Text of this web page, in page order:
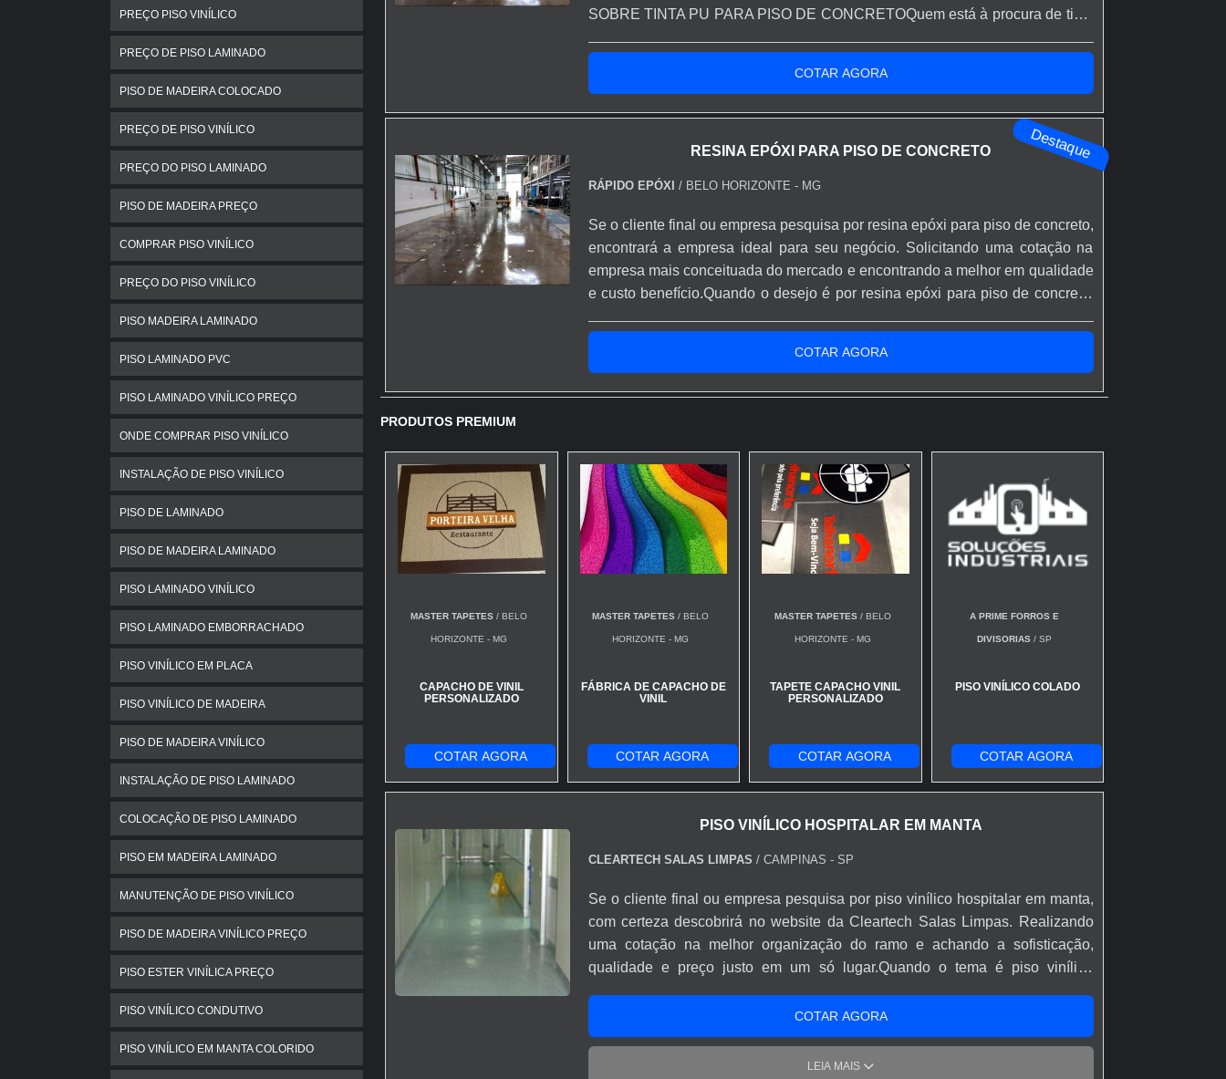
PREÇO PISO VINÍLICO
PREÇO DE PISO LAMINADO
PISO DE MADEIRA COLOCADO
PREÇO DE PISO VINÍLICO
PREÇO DO PISO LAMINADO
PISO DE MADEIRA PREÇO
COMPRAR PISO VINÍLICO
PREÇO DO PISO VINÍLICO
PISO MADEIRA LAMINADO
PISO LAMINADO PVC
PISO LAMINADO VINÍLICO PREÇO
ONDE COMPRAR PISO VINÍLICO
INSTALAÇÃO DE PISO VINÍLICO
PISO DE LAMINADO
PISO DE MADEIRA LAMINADO
PISO LAMINADO VINÍLICO
PISO LAMINADO EMBORRACHADO
PISO VINÍLICO EM PLACA
PISO VINÍLICO DE MADEIRA
PISO DE MADEIRA VINÍLICO
INSTALAÇÃO DE PISO LAMINADO
COLOCAÇÃO DE PISO LAMINADO
PISO EM MADEIRA LAMINADO
MANUTENÇÃO DE PISO VINÍLICO
PISO DE MADEIRA VINÍLICO PREÇO
PISO ESTER VINÍLICA PREÇO
PISO VINÍLICO CONDUTIVO
PISO VINÍLICO EM MANTA COLORIDO
SOBRE TINTA PU PARA PISO DE CONCRETOQuem está à procura de tinta
Epóxi. A empresa tem em seu escopo resina epóxi autonivelante transparente
COTAR AGORA
Destaque
RESINA EPÓXI PARA PISO DE CONCRETO
RÁPIDO EPÓXI / BELO HORIZONTE - MG
Se o cliente final ou empresa pesquisa por resina epóxi para piso de concreto,
encontrará a empresa ideal para seu negócio. Solicitando uma cotação na
empresa mais conceituada do mercado e encontrando a melhor em qualidade
e custo benefício.Quando o desejo é por resina epóxi para piso de concreto,
proteção com comprometimento com o resultado dos clientes.MAIS SOBRE...
COTAR AGORA
PRODUTOS PREMIUM
MASTER TAPETES/ BELO
HORIZONTE - MG
CAPACHO DE VINIL
PERSONALIZADO
COTAR AGORA
MASTER TAPETES / BELO
HORIZONTE - MG
FÁBRICA DE CAPACHO DE
VINIL
COTAR AGORA
MASTER TAPETES/ BELO
HORIZONTE - MG
TAPETE CAPACHO VINIL
PERSONALIZADO
COTAR AGORA
A PRIME FORROS E
DIVISORIAS / SP
PISO VINÍLICO COLADO
COTAR AGORA
PISO VINÍLICO HOSPITALAR EM MANTA
CLEARTECH SALAS LIMPAS / CAMPINAS - SP
Se o cliente final ou empresa pesquisa por piso vinílico hospitalar em manta,
com certeza descobrirá no website da Cleartech Salas Limpas. Realizando
uma cotação na melhor organização do ramo e achando a sofisticação,
qualidade e preço justo em um só lugar.Quando o tema é piso vinílico
encontramos excelente custo-benefício com conhecimento de novas
tecnologias, gerando resultados sustentáveis.MAIS SOBRE PISO VINÍLICO
HOSPITALAR EM MANTAA Cleartech Salas Limpas centraliza seus esforços
COTAR AGORA
LEIA MAIS